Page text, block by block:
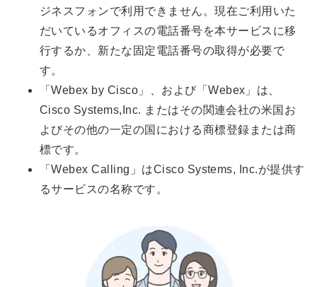
ジネスフォンで利用できません。現在ご利用いた
だいているオフィスの電話番号を本サービスに移
行するか、新たな固定電話番号の取得が必要で
す。
「Webex by Cisco」、および「Webex」は、
Cisco Systems,Inc. またはその関連会社の米国お
よびその他の一定の国における商標登録または商
標です。
「Webex Calling」はCisco Systems, Inc.が提供す
るサービスの名称です。